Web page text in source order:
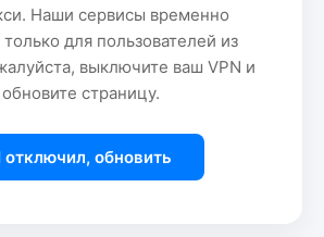
Наши сервисы временно
для пользователей из
выключите ваш VPN и
обновите страницу.
отключил, обновить